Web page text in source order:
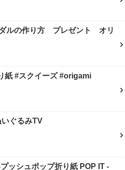
ルの作り方 プレゼント オリ
紙 #スクイーズ #origami
ぐるみTV
ッシュポップ折り紙 POP IT -